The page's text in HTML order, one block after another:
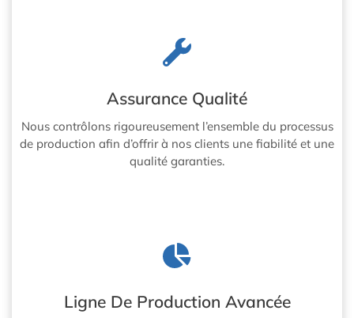
Assurance Qualité
Nous contrôlons rigoureusement l’ensemble du processus
de production afin d’offrir à nos clients une fiabilité et une
qualité garanties.
Ligne De Production Avancée